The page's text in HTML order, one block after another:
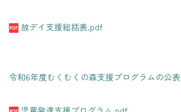
放デイ支援総括表.pdf
令和6年度むくむくの森支援プログラムの公表